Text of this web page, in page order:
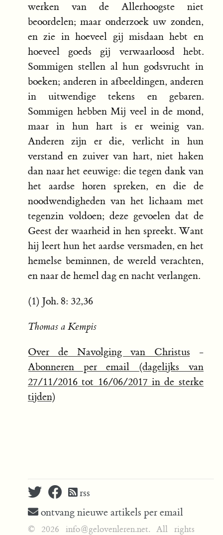
werken van de Allerhoogste niet
beoordelen; maar onderzoek uw zonden,
en zie in hoeveel gij misdaan hebt en
hoeveel goeds gij verwaarloosd hebt.
Sommigen stellen al hun godsvrucht in
boeken; anderen in afbeeldingen, anderen
in uitwendige tekens en gebaren.
Sommigen hebben Mij veel in de mond,
maar in hun hart is er weinig van.
Anderen zijn er die, verlicht in hun
verstand en zuiver van hart, niet haken
dan naar het eeuwige: die tegen dank van
het aardse horen spreken, en die de
noodwendigheden van het lichaam met
tegenzin voldoen; deze gevoelen dat de
Geest der waarheid in hen spreekt. Want
hij leert hun het aardse versmaden, en het
hemelse beminnen, de wereld verachten,
en naar de hemel dag en nacht verlangen.
(1) Joh. 8: 32,36
Thomas a Kempis
Over de Navolging van Christus -
Abonneren per email (dagelijks van
27/11/2016 tot 16/06/2017 in de sterke
tijden)
rss
ontvang nieuwe artikels per email
© 2026 info@gelovenleren.net. All rights